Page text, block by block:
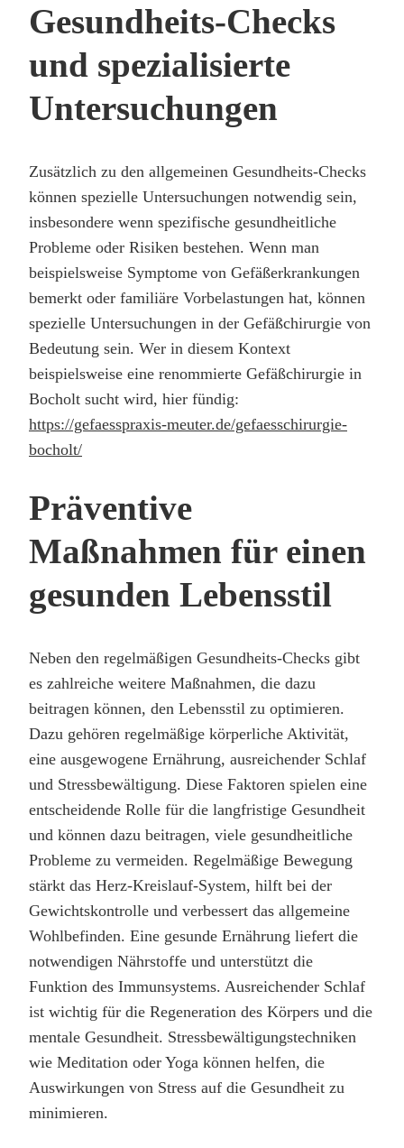
Gesundheits-Checks
und spezialisierte
Untersuchungen
Zusätzlich zu den allgemeinen Gesundheits-Checks
können spezielle Untersuchungen notwendig sein,
insbesondere wenn spezifische gesundheitliche
Probleme oder Risiken bestehen. Wenn man
beispielsweise Symptome von Gefäßerkrankungen
bemerkt oder familiäre Vorbelastungen hat, können
spezielle Untersuchungen in der Gefäßchirurgie von
Bedeutung sein. Wer in diesem Kontext
beispielsweise eine renommierte Gefäßchirurgie in
Bocholt sucht wird, hier fündig:
https://gefaesspraxis-meuter.de/gefaesschirurgie-
bocholt/
Präventive
Maßnahmen für einen
gesunden Lebensstil
Neben den regelmäßigen Gesundheits-Checks gibt
es zahlreiche weitere Maßnahmen, die dazu
beitragen können, den Lebensstil zu optimieren.
Dazu gehören regelmäßige körperliche Aktivität,
eine ausgewogene Ernährung, ausreichender Schlaf
und Stressbewältigung. Diese Faktoren spielen eine
entscheidende Rolle für die langfristige Gesundheit
und können dazu beitragen, viele gesundheitliche
Probleme zu vermeiden. Regelmäßige Bewegung
stärkt das Herz-Kreislauf-System, hilft bei der
Gewichtskontrolle und verbessert das allgemeine
Wohlbefinden. Eine gesunde Ernährung liefert die
notwendigen Nährstoffe und unterstützt die
Funktion des Immunsystems. Ausreichender Schlaf
ist wichtig für die Regeneration des Körpers und die
mentale Gesundheit. Stressbewältigungstechniken
wie Meditation oder Yoga können helfen, die
Auswirkungen von Stress auf die Gesundheit zu
minimieren.